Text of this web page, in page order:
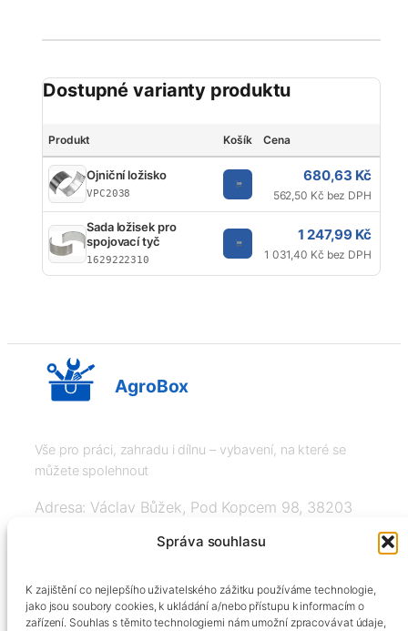
Správa souhlasu
K zajištění co nejlepšího uživatelského zážitku používáme technologie,
jako jsou soubory cookies, k ukládání a/nebo přístupu k informacím o
zařízení. Souhlas s těmito technologiemi nám umožní zpracovávat údaje,
Dostupné varianty produktu
Produkt Košík Cena
Ojniční ložisko
VPC2038
680,63 Kč
562,50 Kč bez DPH
Sada ložisek pro
spojovací tyč
1629222310
1 247,99 Kč
1 031,40 Kč bez DPH
AgroBox
Vše pro práci, zahradu i dílnu – vybavení, na které se
můžete spolehnout
Adresa: Václav Bůžek, Pod Kopcem 98, 38203
+420606334248, info@agrobox.cz